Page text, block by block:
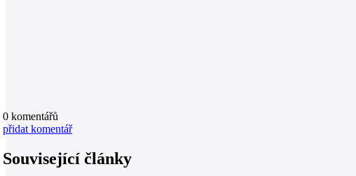
0 komentářů
přidat komentář
Související články